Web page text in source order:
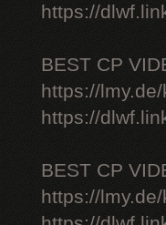
https://
BEST CP
https://
https://
BEST CP
https://